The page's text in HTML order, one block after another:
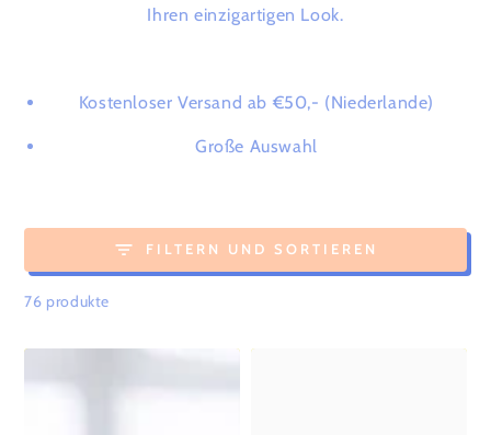
Ihren einzigartigen Look.
Kostenloser Versand ab €50,- (Niederlande)
Große Auswahl
FILTERN UND SORTIEREN
76 produkte